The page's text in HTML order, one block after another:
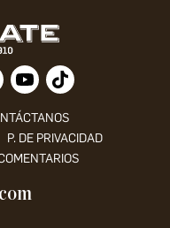
P. DE PRIVACIDAD